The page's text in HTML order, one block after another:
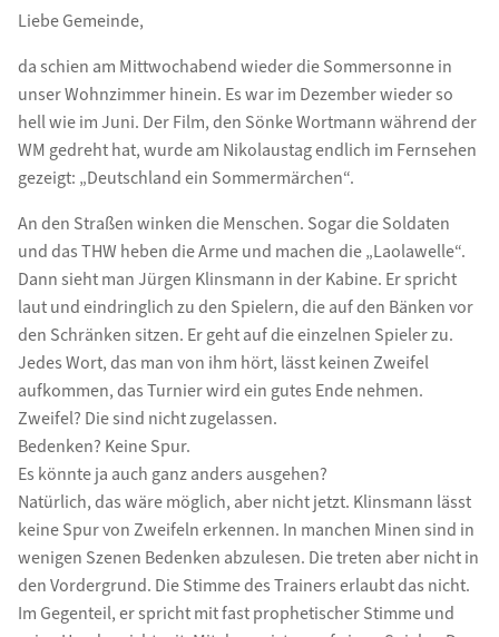
Liebe Gemeinde,
da schien am Mittwochabend wieder die Sommersonne in
unser Wohnzimmer hinein. Es war im Dezember wieder so
hell wie im Juni. Der Film, den Sönke Wortmann während der
WM gedreht hat, wurde am Nikolaustag endlich im Fernsehen
gezeigt: „Deutschland ein Sommermärchen“.
An den Straßen winken die Menschen. Sogar die Soldaten
und das THW heben die Arme und machen die „Laolawelle“.
Dann sieht man Jürgen Klinsmann in der Kabine. Er spricht
laut und eindringlich zu den Spielern, die auf den Bänken vor
den Schränken sitzen. Er geht auf die einzelnen Spieler zu.
Jedes Wort, das man von ihm hört, lässt keinen Zweifel
aufkommen, das Turnier wird ein gutes Ende nehmen.
Zweifel? Die sind nicht zugelassen.
Bedenken? Keine Spur.
Es könnte ja auch ganz anders ausgehen?
Natürlich, das wäre möglich, aber nicht jetzt. Klinsmann lässt
keine Spur von Zweifeln erkennen. In manchen Minen sind in
wenigen Szenen Bedenken abzulesen. Die treten aber nicht in
den Vordergrund. Die Stimme des Trainers erlaubt das nicht.
Im Gegenteil, er spricht mit fast prophetischer Stimme und